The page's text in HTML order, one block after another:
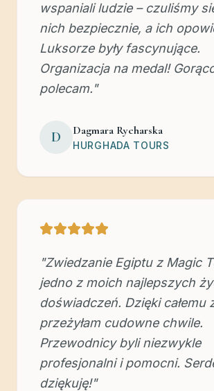
wspaniali ludzie – czuliśmy
nich bezpiecznie, a ich
Luksorze były fascynujące.
Organizacja na medal!
polecam."
D Dagmara Rycharska
HURGHADA TOURS
"Zwiedzanie Egiptu z Magic
jedno z moich najlepszych
doświadczeń. Dzięki całemu
przeżyłam cudowne chwile.
Przewodnicy byli niezwykle
profesjonalni i pomocni.
dziękuję!"